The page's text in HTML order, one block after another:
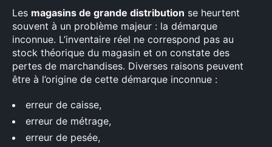
Les magasins de grande distribution se heurtent
souvent à un problème majeur : la démarque
inconnue. L’inventaire réel ne correspond pas au
stock théorique du magasin et on constate des
pertes de marchandises. Diverses raisons peuvent
être à l’origine de cette démarque inconnue :
erreur de caisse,
erreur de métrage,
erreur de pesée,